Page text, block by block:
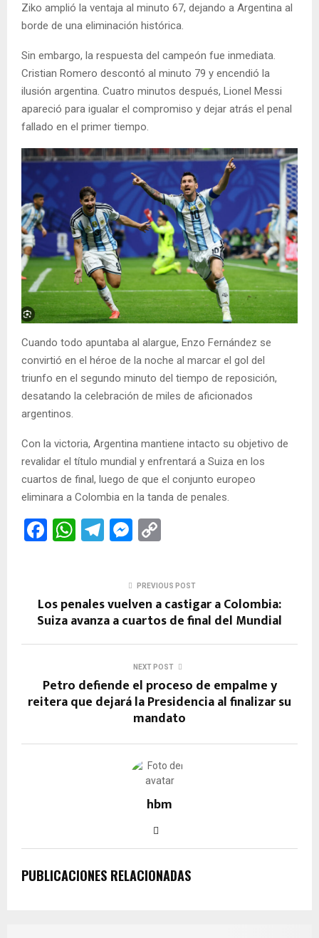
Ziko amplió la ventaja al minuto 67, dejando a Argentina al
borde de una eliminación histórica.
Sin embargo, la respuesta del campeón fue inmediata.
Cristian Romero descontó al minuto 79 y encendió la
ilusión argentina. Cuatro minutos después, Lionel Messi
apareció para igualar el compromiso y dejar atrás el penal
fallado en el primer tiempo.
Cuando todo apuntaba al alargue, Enzo Fernández se
convirtió en el héroe de la noche al marcar el gol del
triunfo en el segundo minuto del tiempo de reposición,
desatando la celebración de miles de aficionados
argentinos.
Con la victoria, Argentina mantiene intacto su objetivo de
revalidar el título mundial y enfrentará a Suiza en los
cuartos de final, luego de que el conjunto europeo
eliminara a Colombia en la tanda de penales.
F
b
o
o
W
s
A
p
T
gr
a
m
M
se
n
g
er
py
Li
n
k
PREVIOUS POST
Los penales vuelven a castigar a Colombia:
Suiza avanza a cuartos de final del Mundial
NEXT POST
Petro defiende el proceso de empalme y
reitera que dejará la Presidencia al finalizar su
mandato
hbm
PUBLICACIONES RELACIONADAS